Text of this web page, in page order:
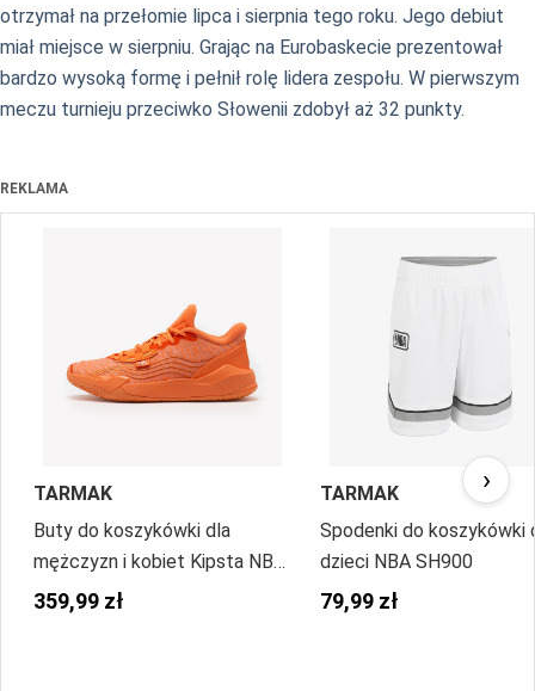
otrzymał na przełomie lipca i sierpnia tego roku. Jego debiut
miał miejsce w sierpniu. Grając na Eurobaskecie prezentował
bardzo wysoką formę i pełnił rolę lidera zespołu. W pierwszym
meczu turnieju przeciwko Słowenii zdobył aż 32 punkty.
REKLAMA
TARMAK
Buty do koszykówki dla
mężczyzn i kobiet Kipsta NBA
New York Knicks Fast 900
359,99 zł
TARMAK
Spodenki do koszykówki
dzieci NBA SH900
79,99 zł
›